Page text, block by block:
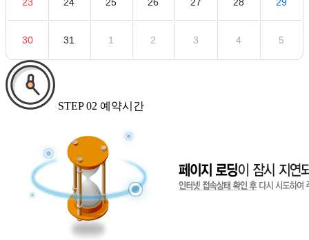
30 31 1 2 3 4 5
STEP 02 예약시간